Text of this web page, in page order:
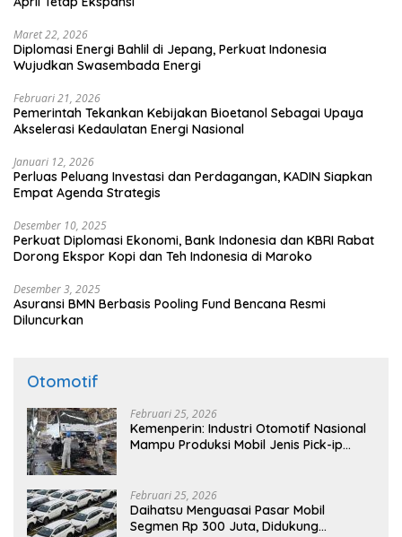
Maret 22, 2026
Diplomasi Energi Bahlil di Jepang, Perkuat Indonesia
Wujudkan Swasembada Energi
Februari 21, 2026
Pemerintah Tekankan Kebijakan Bioetanol Sebagai Upaya
Akselerasi Kedaulatan Energi Nasional
Januari 12, 2026
Perluas Peluang Investasi dan Perdagangan, KADIN Siapkan
Empat Agenda Strategis
Desember 10, 2025
Perkuat Diplomasi Ekonomi, Bank Indonesia dan KBRI Rabat
Dorong Ekspor Kopi dan Teh Indonesia di Maroko
Desember 3, 2025
Asuransi BMN Berbasis Pooling Fund Bencana Resmi
Diluncurkan
Otomotif
Februari 25, 2026
Kemenperin: Industri Otomotif Nasional
Mampu Produksi Mobil Jenis Pick-ip
Februari 25, 2026
Daihatsu Menguasai Pasar Mobil
Segmen Rp 300 Juta, Didukung